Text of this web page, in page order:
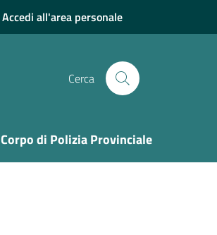
Accedi all'area personale
Cerca
Corpo di Polizia Provinciale